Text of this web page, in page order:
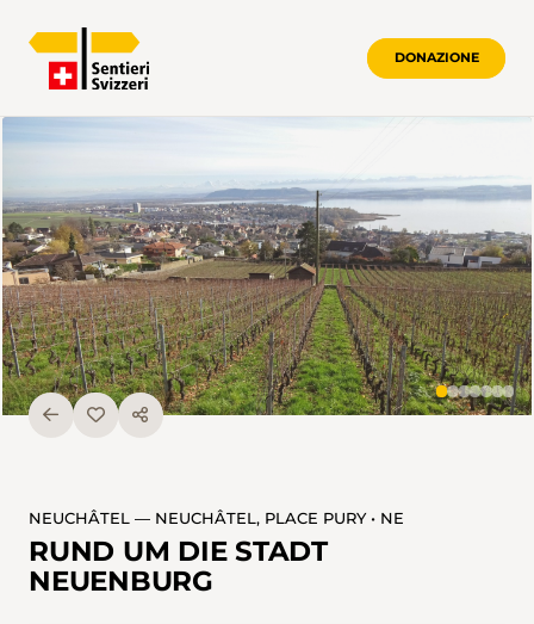
DONAZIONE
NEUCHÂTEL — NEUCHÂTEL, PLACE PURY • NE
RUND UM DIE STADT
NEUENBURG